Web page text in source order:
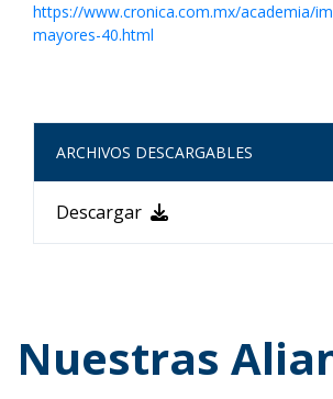
https://www.cronica.com.mx/academia/
mayores-40.html
ARCHIVOS DESCARGABLES
Descargar
Nuestras